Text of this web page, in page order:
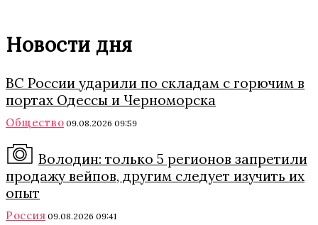
Новости дня
ВС России ударили по складам с горючим в
портах Одессы и Черноморска
Общество 09.08.2026 09:59
Володин: только 5 регионов запретили
продажу вейпов, другим следует изучить их
опыт
Россия 09.08.2026 09:41